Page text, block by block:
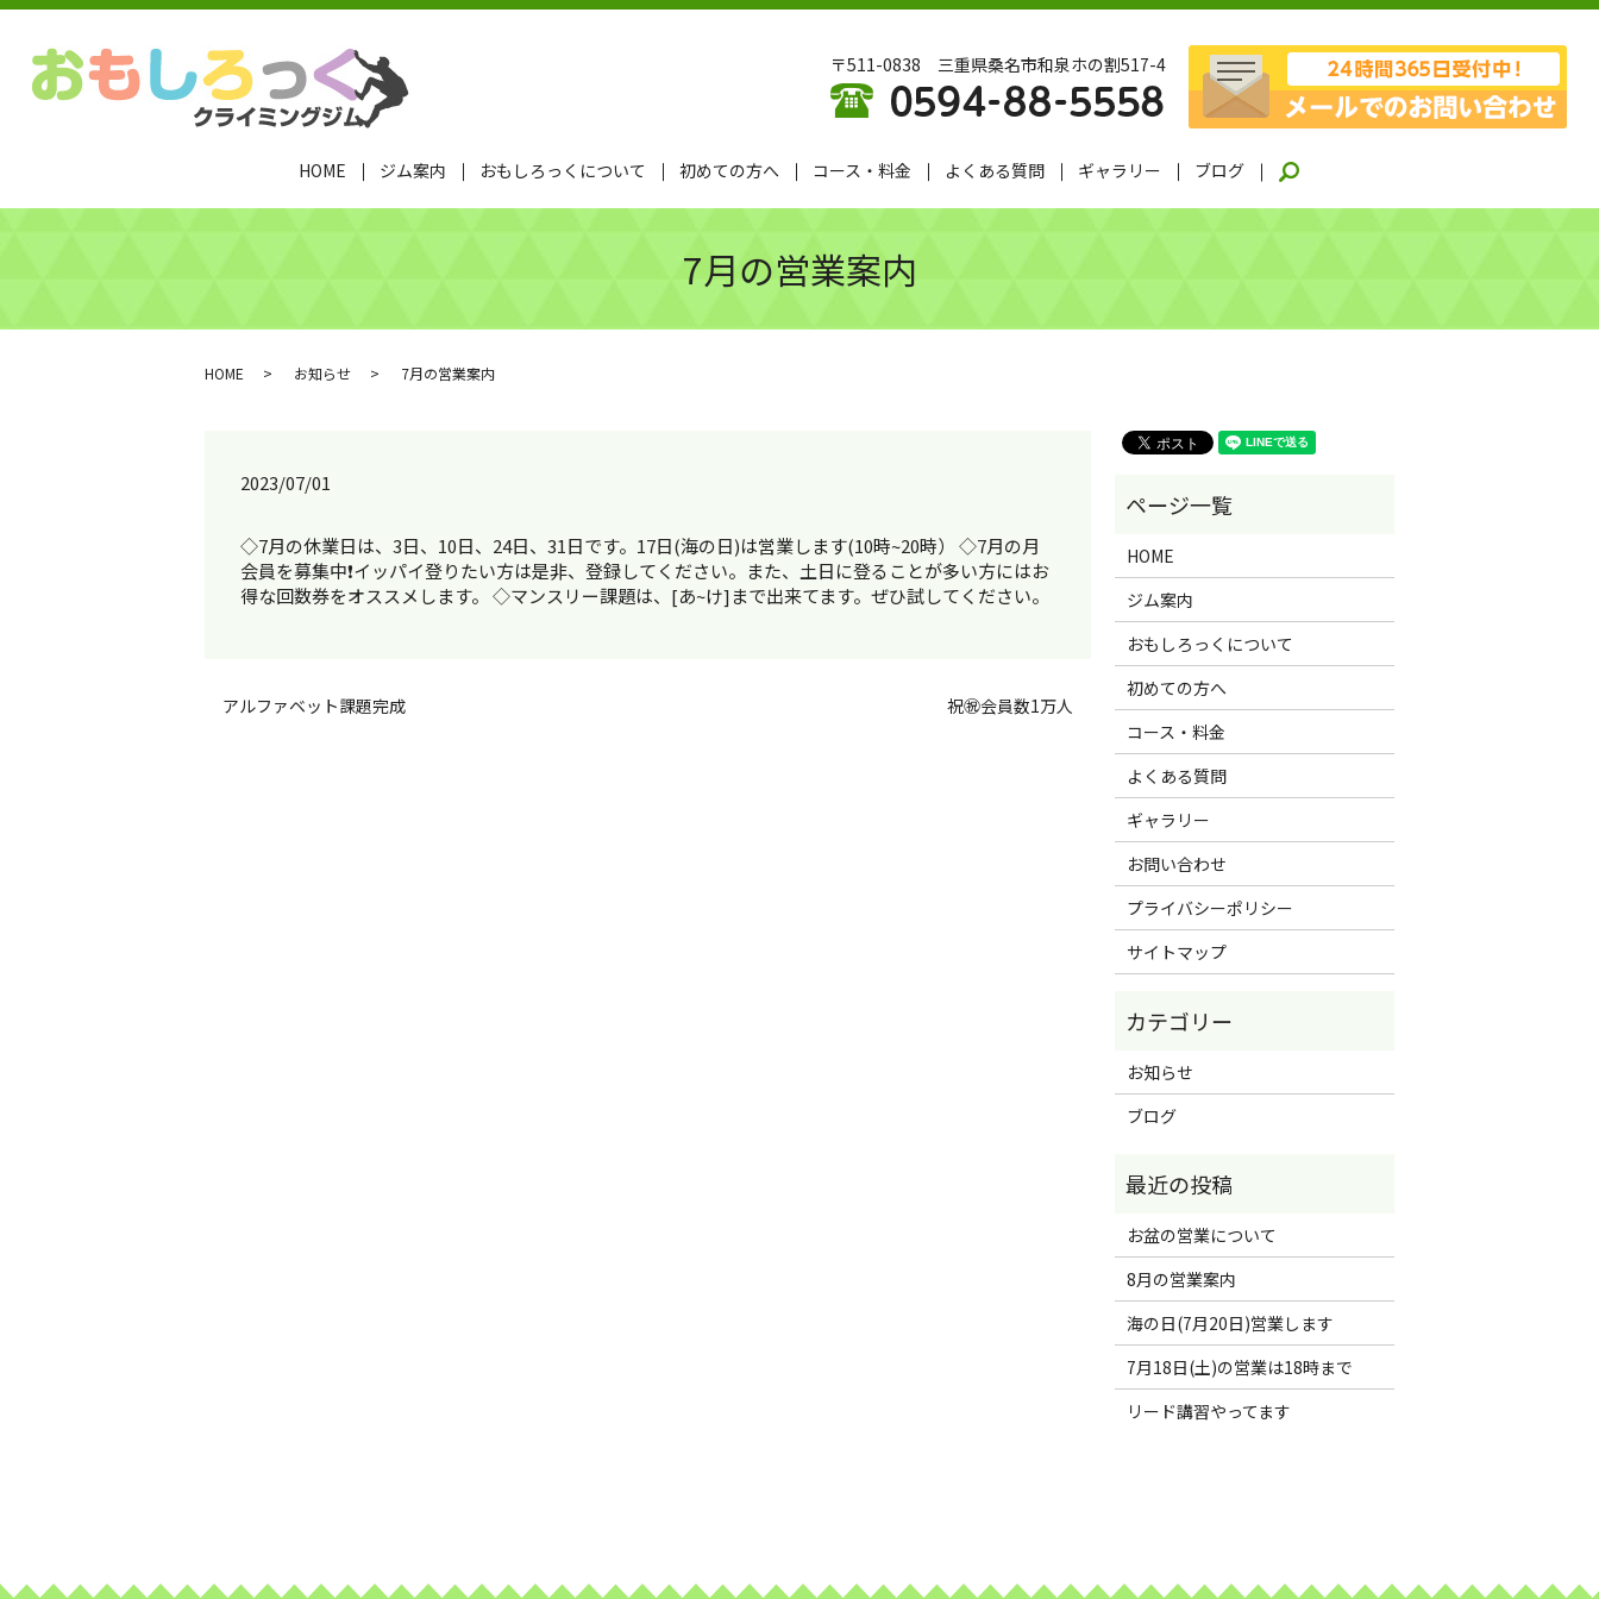
〒511-0838 三重県桑名市和泉ホの割517-4
HOME ジム案内 おもしろっくについて 初めての方へ コース・料金 よくある質問 ギャラリー ブログ
7月の営業案内
HOME お知らせ 7月の営業案内
2023/07/01
◇7月の休業日は、3日、10日、24日、31日です。17日(海の日)は営業します(10時~20時） ◇7月の月
会員を募集中❗️イッパイ登りたい方は是非、登録してください。また、土日に登ることが多い方にはお
得な回数券をオススメします。 ◇マンスリー課題は、[あ~け]まで出来てます。ぜひ試してください。
アルファベット課題完成 祝㊗️会員数1万人
HOME
ジム案内
おもしろっくについて
初めての方へ
コース・料金
よくある質問
ギャラリー
お問い合わせ
プライバシーポリシー
サイトマップ
お知らせ
ブログ
お盆の営業について
8月の営業案内
海の日(7月20日)営業します
7月18日(土)の営業は18時まで
リード講習やってます